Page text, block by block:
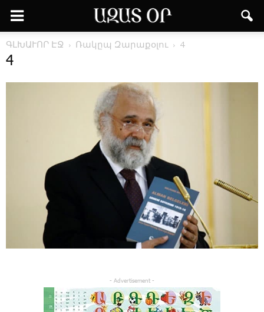
ԳԼԽԱՒՈՐ ԷՋ Ռա­կըպ ­Զա­րա­քօ­լու 4
4
- Advertisement -